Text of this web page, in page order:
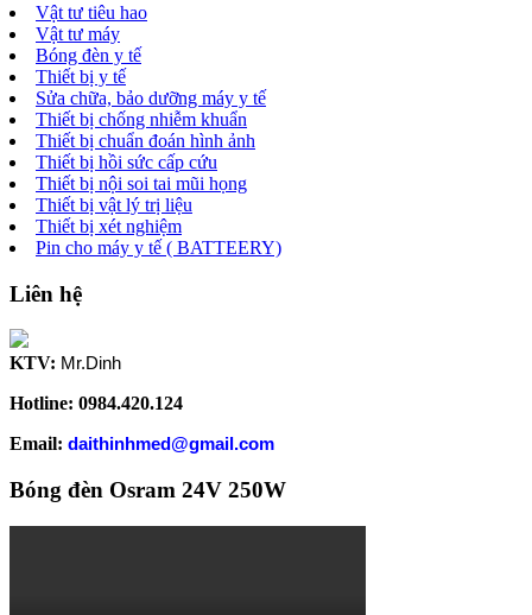
Vật tư tiêu hao
Vật tư máy
Bóng đèn y tế
Thiết bị y tế
Sửa chữa, bảo dưỡng máy y tế
Thiết bị chống nhiễm khuẩn
Thiết bị chuẩn đoán hình ảnh
Thiết bị hồi sức cấp cứu
Thiết bị nội soi tai mũi họng
Thiết bị vật lý trị liệu
Thiết bị xét nghiệm
Pin cho máy y tế ( BATTEERY)
Liên hệ
KTV: Mr.Dinh
Hotline: 0984.420.124
Email: daithinhmed@gmail.com
Bóng đèn Osram 24V 250W